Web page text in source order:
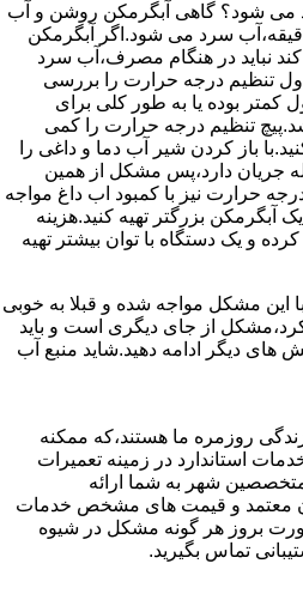
می شود؟ گاهی آبگرمکن روشن و آب
سرد می شود.اگر آبگرمکن
کند نباید در هنگام مصرف،آب سرد
تنظیم درجه حرارت را بررسی
کمتر بوده یا به طور کلی برای
تنظیم درجه حرارت را کمی
باز کردن شیر آب دما و داغی را
جریان دارد،پس مشکل از همین
حرارت نیز با کمبود اب داغ مواجه
بزرگتر تهیه کنید.هزینه
و یک دستگاه با توان بیشتر تهیه
این مشکل مواجه شده و قبلا به خوبی
از جای دیگری است و باید
های دیگر ادامه دهید.شاید منبع آب
روزمره ما هستند،که ممکنه
استاندارد در زمینه تعمیرات
شهر به شما ارائه
معتمد و قیمت های مشخص خدمات
بروز هر گونه مشکل در شیوه
تماس بگیرید.